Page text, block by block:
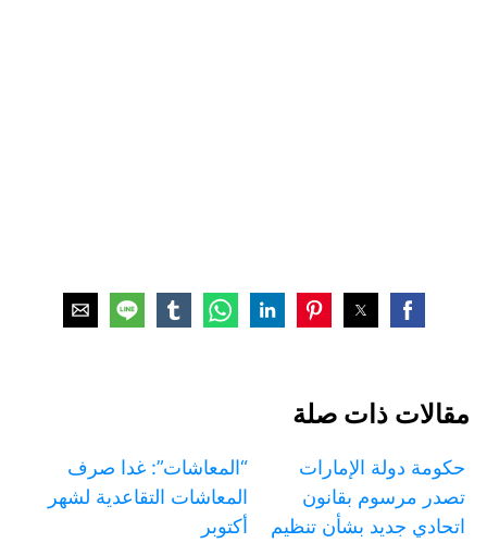
مقالات ذات صلة
حكومة دولة الإمارات
تصدر مرسوم بقانون
اتحادي جديد بشأن تنظيم
“المعاشات”: غدا صرف
المعاشات التقاعدية لشهر
أكتوبر